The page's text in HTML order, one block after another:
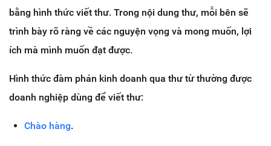
bằng hình thức viết thư. Trong nội dung thư, mỗi bên sẽ
trình bày rõ ràng về các nguyện vọng và mong muốn, lợi
ích mà mình muốn đạt được.
Hình thức đàm phán kinh doanh qua thư từ thường được
doanh nghiệp dùng để viết thư:
Chào hàng.